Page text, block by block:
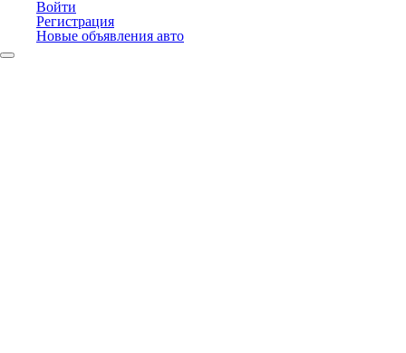
Войти
Регистрация
Новые объявления авто